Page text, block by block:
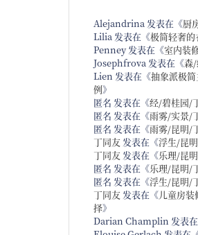
Alejandrina 发表在《厨
Lilia 发表在《极简轻奢的
Penney发表在《室内装
Josephfrova 发表在《森
Lien 发表在《抽象派极
例》
匿名 发表在《经/碧桂园/
匿名 发表在《雨雾/实景/
匿名 发表在《雨雾/昆明/
丁同友 发表在《浮生/昆
丁同友 发表在《乐理/昆
匿名 发表在《乐理/昆明/
匿名 发表在《浮生/昆明/
丁同友 发表在《儿童房
择》
Darian Champlin 发表